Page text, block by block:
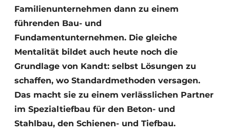
Familienunternehmen dann zu einem
führenden Bau- und
Fundamentunternehmen. Die gleiche
Mentalität bildet auch heute noch die
Grundlage von Kandt: selbst Lösungen zu
schaffen, wo Standardmethoden versagen.
Das macht sie zu einem verlässlichen Partner
im Spezialtiefbau für den Beton- und
Stahlbau, den Schienen- und Tiefbau.